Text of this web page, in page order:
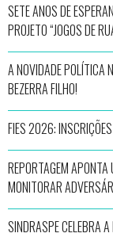
SETE ANOS DE
PROJETO “JOGOS DE
A NOVIDADE POLÍTICA
BEZERRA FILHO!
FIES 2026:
REPORTAGEM
MONITORAR
SINDRASPE CELEBRA